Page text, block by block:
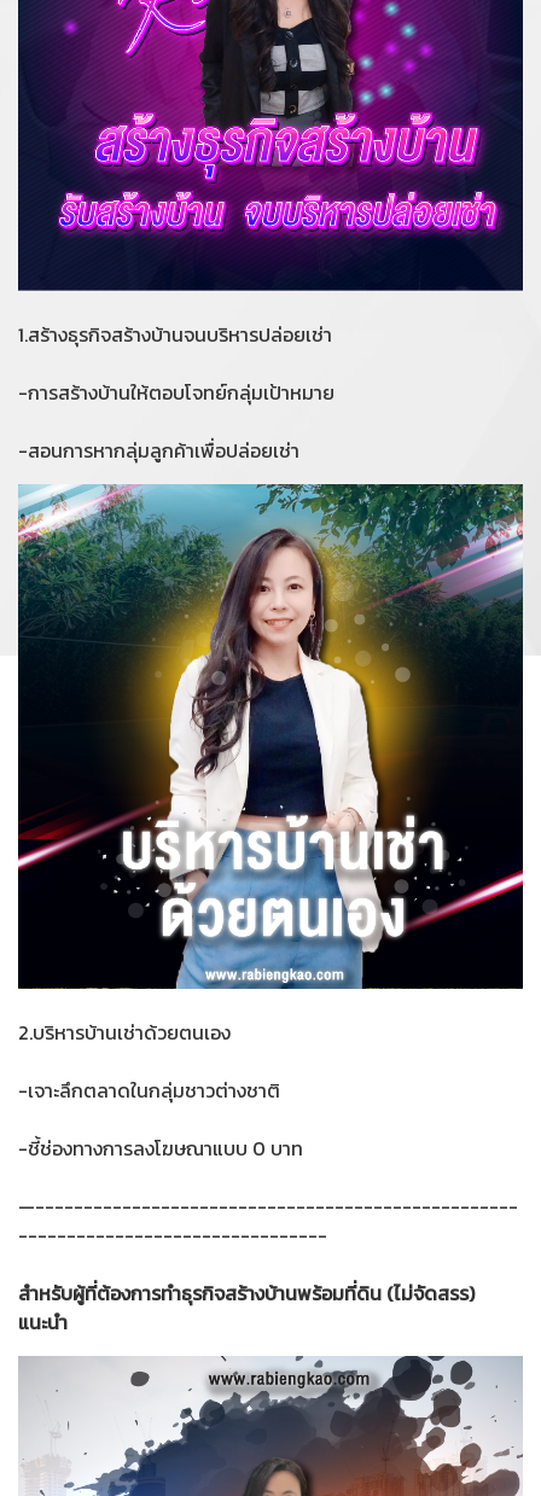
1.สร้างธุรกิจสร้างบ้านจนบริหารปล่อยเช่า
-การสร้างบ้านให้ตอบโจทย์กลุ่มเป้าหมาย
-สอนการหากลุ่มลูกค้าเพื่อปล่อยเช่า
2.บริหารบ้านเช่าด้วยตนเอง
-เจาะลึกตลาดในกลุ่มชาวต่างชาติ
-ชี้ช่องทางการลงโฆษณาแบบ 0 บาท
—--------------------------------------------------
--------------------------------
สำหรับผู้ที่ต้องการทำธุรกิจสร้างบ้านพร้อมที่ดิน (ไม่จัดสรร)
แนะนำ